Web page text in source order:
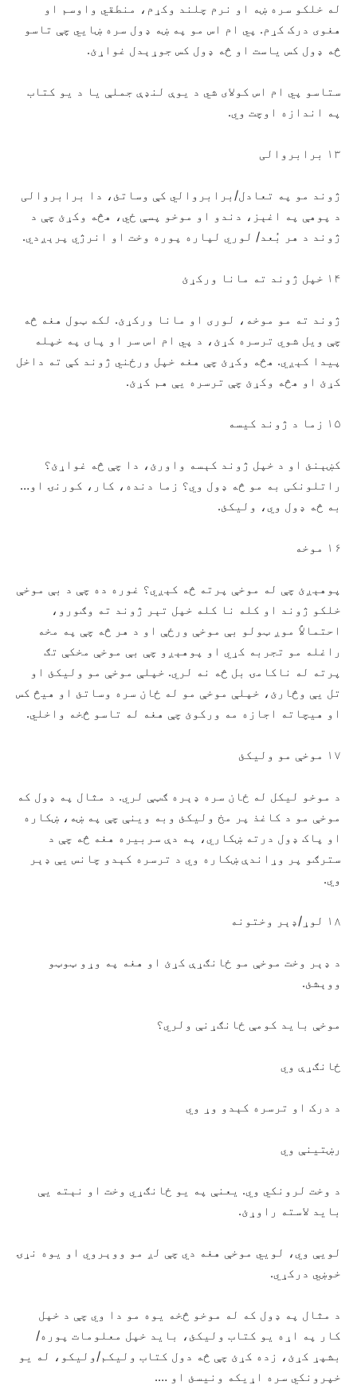
له خلکو سره ښه او نرم چلند وکړم، منطقي واوسم او
هغوی درک کړم. پي ام اس مو په ښه ډول سره ښايي چې تاسو
څه ډول کس یاست او څه ډول کس جوړېدل غواړئ.
ستاسو پي ام اس کولای شي د یوې لنډې جملې یا د یو کتاب
په اندازه اوچت وي.
۱۳ برابروالی
ژوند مو په تعادل/برابروالي کې وساتئ، دا برابروالی
د پوهې په اغېز، دندو او موخو پسې ځي، هڅه وکړئ چې د
ژوند د هر بُعد/ لوري لپاره پوره وخت او انرژي پرېږدي.
۱۴ خپل ژوند ته مانا ورکړئ
ژوند ته مو موخه، لوری او مانا ورکړئ. لکه ټول هغه څه
چې ويل شوي ترسره کړئ، د پي ام اس سر او پای په خپله
پیدا کېږي. هڅه وکړئ چې هغه خپل ورځني ژوند کې ته داخل
کړئ او هڅه وکړئ چې ترسره يې هم کړئ.
۱۵ زما د ژوند کیسه
کښېنئ او د خپل ژوند کېسه واورئ، دا چې څه غواړئ؟
راتلونکی به مو څه ډول وي؟ زما دنده، کار، کورنۍ او…
به څه ډول وي، ولیکئ.
۱۶ موخه
پوهېږئ چې له موخې پرته څه کېږي؟ غوره ده چې د بې موخې
خلکو ژوند او کله نا کله خپل تېر ژوند ته وګورو،
احتمالاً موږ ټولو بې موخې ورځې او د هر څه چې په مخه
راغله مو تجربه کړي او پوهېږو چې بې موخې مخکې تګ
پرته له ناکامۍ بل څه نه لري. خپلې موخې مو ولیکئ او
تل يې وڅارئ، خپلې موخې مو له ځان سره وساتئ او هیڅ کس
او هيچاته اجازه مه ورکوئ چې هغه له تاسو څخه واخلي.
۱۷ موخې مو ولیکئ
د موخو لیکل له ځان سره ډېره ګټې لري. د مثال په ډول که
موخې مو د کاغذ پر مخ ولیکئ وبه وينې چې په ښه، ښکاره
او پاک ډول درته ښکاري، په دې سربیره هغه څه چې د
سترګو پر وړاندې ښکاره وي د ترسره کېدو چانس يې ډېر
وي.
۱۸ لوړ/ډېر وختونه
د ډېر وخت موخې مو ځانګړې کړئ او هغه په وړو ټوټو
ووېشئ.
موخې باید کومې ځانګړنې ولري؟
ځانګړې وي
د درک او ترسره کېدو وړ وي
رښتينې وي
د وخت لرونکي وي. یعنې په یو ځانګړي وخت او نېته يې
باید لاسته راوړئ.
لويې وي، لويي موخې هغه دي چې لږ مو ووېروي او يوه نړۍ
خوښي درکړي.
د مثال په ډول که له موخو څخه یوه مو دا وي چې د خپل
کار په اړه يو کتاب ولیکئ، باید خپل معلومات پوره/
بشپړ کړئ، زده کړئ چې څه دول کتاب ولیکم/ولیکو، له يو
خپرونکي سره اړيکه ونیسئ او ….